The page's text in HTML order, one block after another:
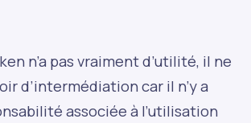
n’a pas vraiment d’utilité, il ne
d’intermédiation car il n’y a
associée à l’utilisation